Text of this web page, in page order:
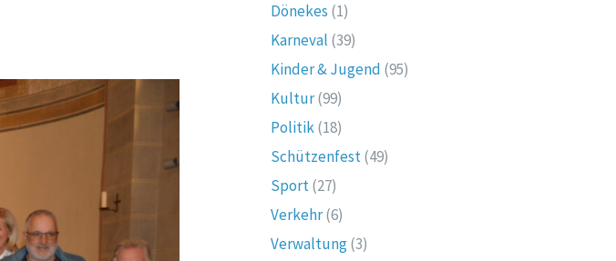
Dönekes (1)
Karneval (39)
Kinder & Jugend (95)
Kultur(99)
Politik(18)
Schützenfest(49)
Sport(27)
Verkehr(6)
Verwaltung(3)